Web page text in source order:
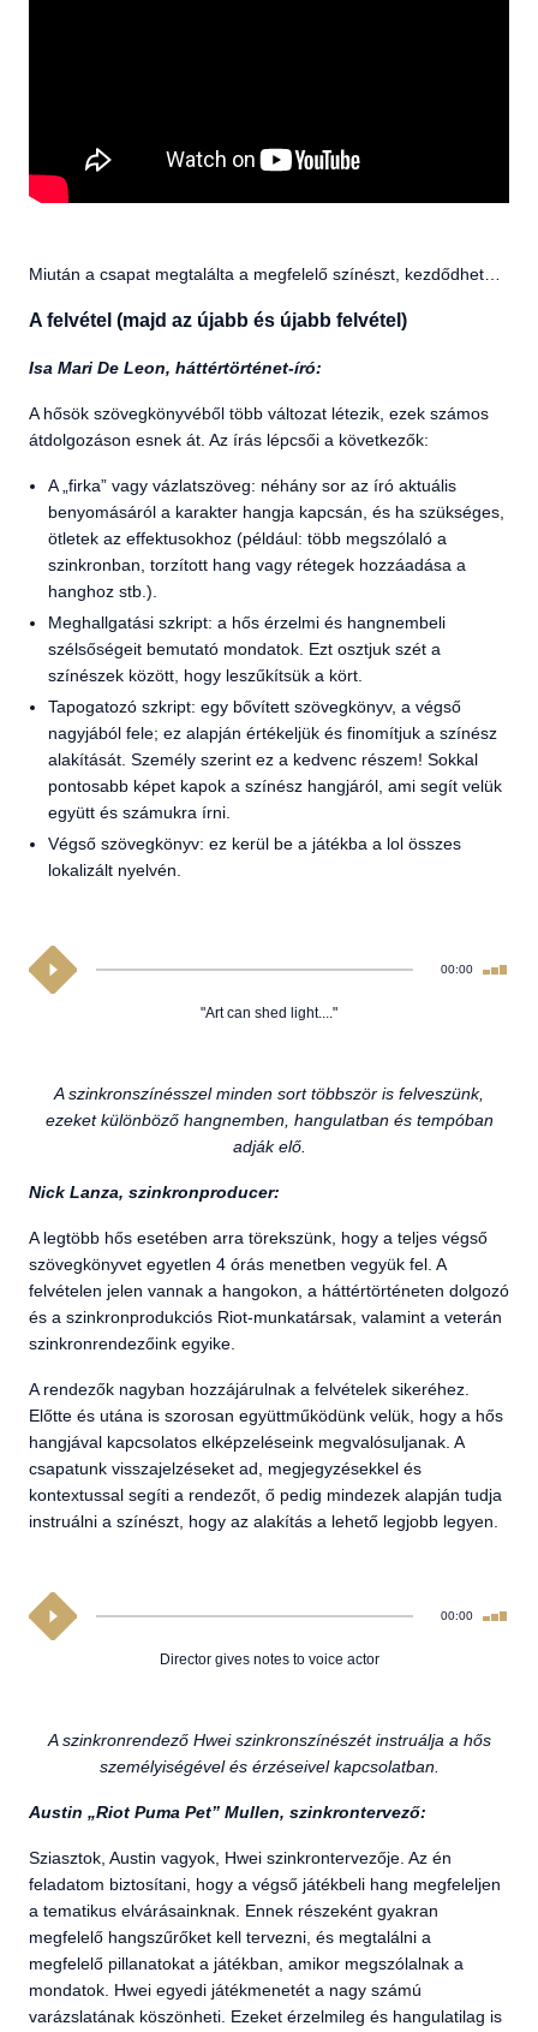
Miután a csapat megtalálta a megfelelő színészt, kezdődhet…
A felvétel (majd az újabb és újabb felvétel)
Isa Mari De Leon, háttértörténet-író:
A hősök szövegkönyvéből több változat létezik, ezek számos
átdolgozáson esnek át. Az írás lépcsői a következők:
A „firka” vagy vázlatszöveg: néhány sor az író aktuális
benyomásáról a karakter hangja kapcsán, és ha szükséges,
ötletek az effektusokhoz (például: több megszólaló a
szinkronban, torzított hang vagy rétegek hozzáadása a
hanghoz stb.).
Meghallgatási szkript: a hős érzelmi és hangnembeli
szélsőségeit bemutató mondatok. Ezt osztjuk szét a
színészek között, hogy leszűkítsük a kört.
Tapogatozó szkript: egy bővített szövegkönyv, a végső
nagyjából fele; ez alapján értékeljük és finomítjuk a színész
alakítását. Személy szerint ez a kedvenc részem! Sokkal
pontosabb képet kapok a színész hangjáról, ami segít velük
együtt és számukra írni.
Végső szövegkönyv: ez kerül be a játékba a lol összes
lokalizált nyelvén.
00:00
"Art can shed light...."
A szinkronszínésszel minden sort többször is felveszünk,
ezeket különböző hangnemben, hangulatban és tempóban
adják elő.
Nick Lanza, szinkronproducer:
A legtöbb hős esetében arra törekszünk, hogy a teljes végső
szövegkönyvet egyetlen 4 órás menetben vegyük fel. A
felvételen jelen vannak a hangokon, a háttértörténeten dolgozó
és a szinkronprodukciós Riot-munkatársak, valamint a veterán
szinkronrendezőink egyike.
A rendezők nagyban hozzájárulnak a felvételek sikeréhez.
Előtte és utána is szorosan együttműködünk velük, hogy a hős
hangjával kapcsolatos elképzeléseink megvalósuljanak. A
csapatunk visszajelzéseket ad, megjegyzésekkel és
kontextussal segíti a rendezőt, ő pedig mindezek alapján tudja
instruálni a színészt, hogy az alakítás a lehető legjobb legyen.
00:00
Director gives notes to voice actor
A szinkronrendező Hwei szinkronszínészét instruálja a hős
személyiségével és érzéseivel kapcsolatban.
Austin „Riot Puma Pet” Mullen, szinkrontervező:
Sziasztok, Austin vagyok, Hwei szinkrontervezője. Az én
feladatom biztosítani, hogy a végső játékbeli hang megfeleljen
a tematikus elvárásainknak. Ennek részeként gyakran
megfelelő hangszűrőket kell tervezni, és megtalálni a
megfelelő pillanatokat a játékban, amikor megszólalnak a
mondatok. Hwei egyedi játékmenetét a nagy számú
varázslatának köszönheti. Ezeket érzelmileg és hangulatilag is